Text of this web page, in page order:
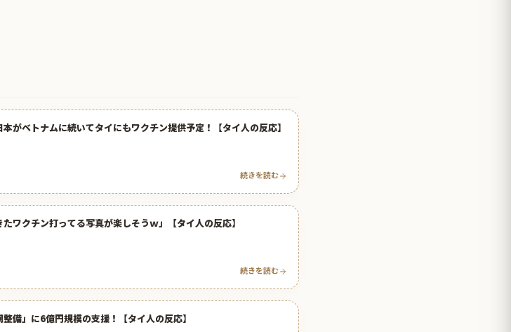
がベトナムに続いてタイにもワクチン提供予定！【タイ人の反応】
続きを読む
ワクチン打ってる写真が楽しそうｗ」【タイ人の反応】
続きを読む
備」に6億円規模の支援！【タイ人の反応】